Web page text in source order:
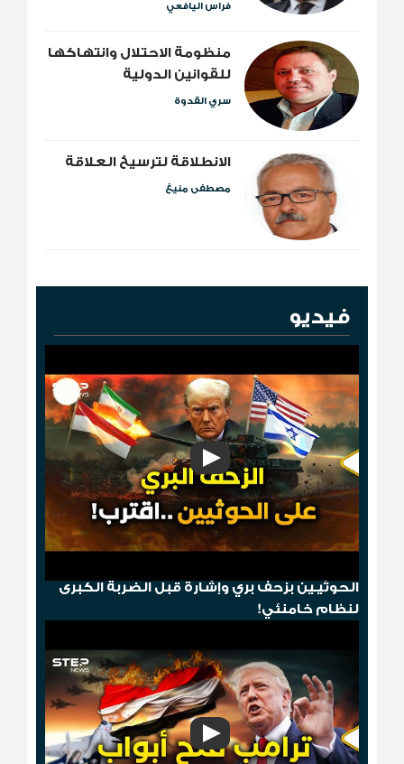
فراس اليافعي
منظومة الاحتلال وانتهاكها
للقوانين الدولية
سري القدوة
الانطلاقة لترسيخ العلاقة
مصطفى منيغ
فيديو
الحوثيـين بزحف بري وإشارة قبل الضربة الكبرى
لنظام خامنئي!